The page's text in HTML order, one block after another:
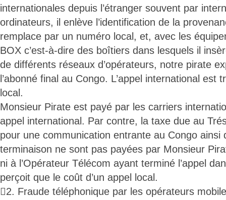
internationales depuis l’étranger souvent par
ordinateurs, il enlève l’identification de la
remplace par un numéro local, et, avec les
BOX c’est-à-dire des boîtiers dans lesquels il
de différents réseaux d’opérateurs, notre pirate
l’abonné final au Congo. L’appel international est
local.
Monsieur Pirate est payé par les carriers
appel international. Par contre, la taxe due au
pour une communication entrante au Congo ainsi
terminaison ne sont pas payées par Monsieur
ni à l’Opérateur Télécom ayant terminé l’appel
perçoit que le coût d’un appel local.
2. Fraude téléphonique par les opérateurs